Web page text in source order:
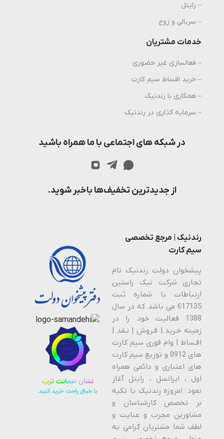
– رایتل
– سریالی و زوج
خدمات مشتریان
– فعالسازی غیر حضوری
– خرید اقساط سیم کارت
– همکاری با رندنیک
– سرمایه گذاری در رندنیک
در شبکه های اجتماعی با ما همراه باشید
از جدیدترین تخفیف‌ها باخبر شوید.
رندنیک | مرجع تخصصی
سیم کارت
پیشخوان دولت رندنیک نام
تجاری شرکت نیک راستین
ارتباطات با شماره ثبت
617135 می باشد که در سال
1388 فعالیت خود را در
زمینه خـرید | فـروش | نـقد |
اقـساط | وام فوری سیم کارت
های 0912 و توزیع سیم کارت
های اعتباری و دائمی همراه
اول ، ایرانسل ، رایتل آغاز
نمود. امروزه رندنیک با تکیه
بر تخصص کارشناسان و
مشاورین مجرب و عنایت و
لطف شما مشتریان گرامی به